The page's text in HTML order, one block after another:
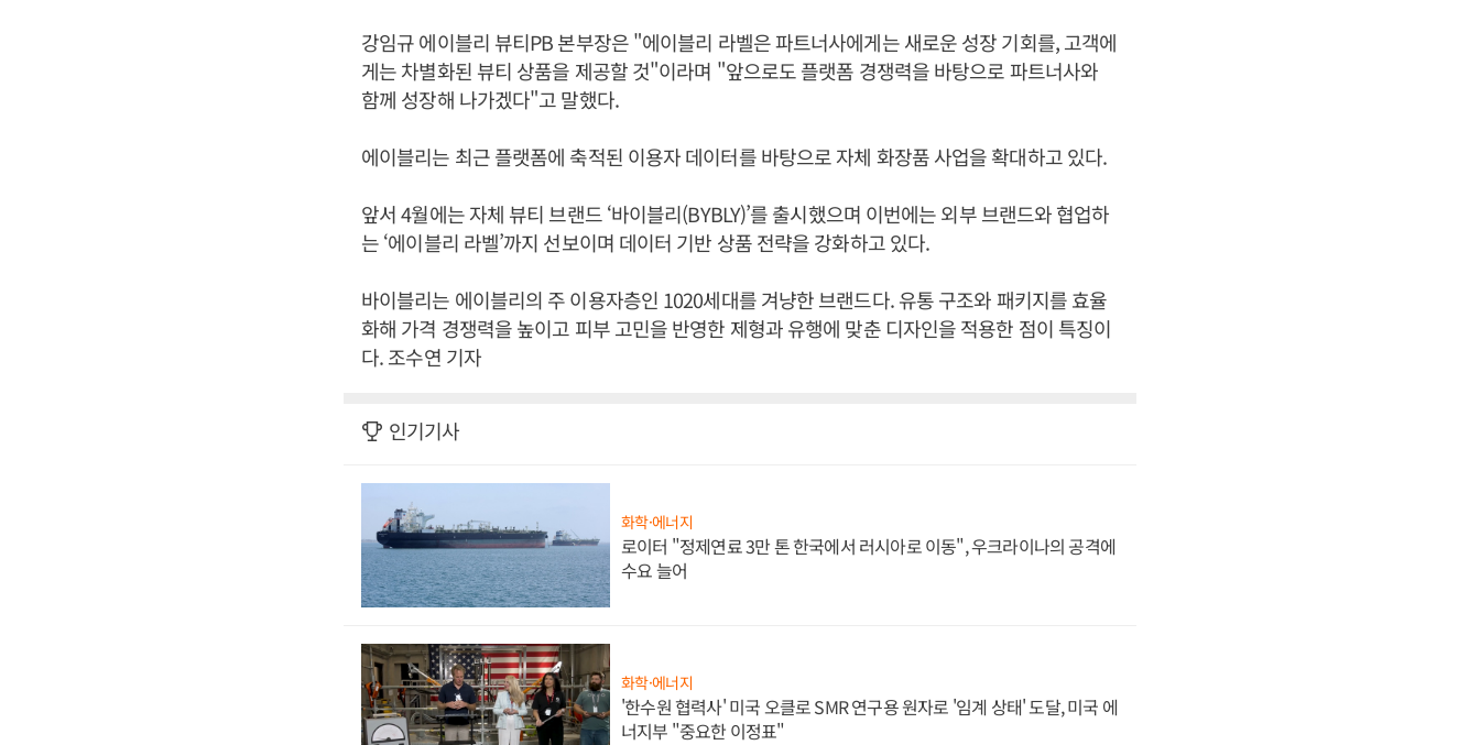
강임규 에이블리 뷰티PB 본부장은 "에이블리 라벨은 파트너사에게는 새로운 성장 기회를, 고객에
게는 차별화된 뷰티 상품을 제공할 것"이라며 "앞으로도 플랫폼 경쟁력을 바탕으로 파트너사와
함께 성장해 나가겠다"고 말했다.
에이블리는 최근 플랫폼에 축적된 이용자 데이터를 바탕으로 자체 화장품 사업을 확대하고 있다.
앞서 4월에는 자체 뷰티 브랜드 ‘바이블리(BYBLY)’를 출시했으며 이번에는 외부 브랜드와 협업하
는 ‘에이블리 라벨’까지 선보이며 데이터 기반 상품 전략을 강화하고 있다.
바이블리는 에이블리의 주 이용자층인 1020세대를 겨냥한 브랜드다. 유통 구조와 패키지를 효율
화해 가격 경쟁력을 높이고 피부 고민을 반영한 제형과 유행에 맞춘 디자인을 적용한 점이 특징이
다. 조수연 기자
인기기사
화학·에너지
로이터 "정제연료 3만 톤 한국에서 러시아로 이동", 우크라이나의 공격에
수요 늘어
화학·에너지
'한수원 협력사' 미국 오클로 SMR 연구용 원자로 '임계 상태' 도달, 미국 에
너지부 "중요한 이정표"